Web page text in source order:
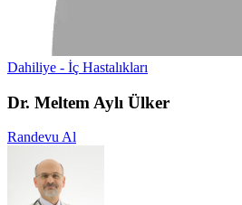
Dahiliye - İç Hastalıkları
Dr. Meltem Aylı Ülker
Randevu Al